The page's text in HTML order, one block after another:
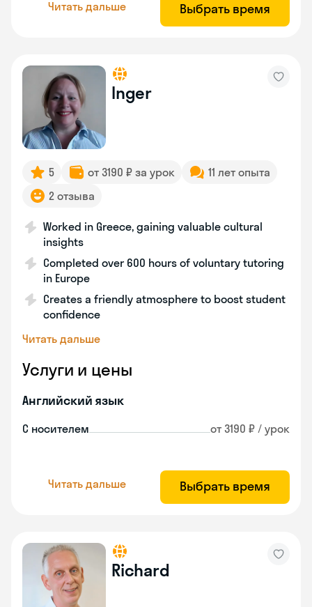
Читать дальше Выбрать время
Inger
5 от 3190 ₽ за урок
11 лет опыта
2 отзыва
Worked in Greece, gaining valuable cultural
insights
Completed over 600 hours of voluntary tutoring
in Europe
Creates a friendly atmosphere to boost student
confidence
Читать дальше
Услуги и цены
Английский язык
С носителем от 3190 ₽ / урок
Читать дальше Выбрать время
Richard